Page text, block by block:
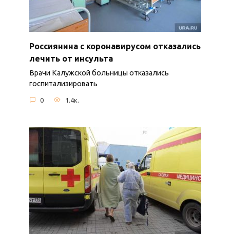
Россиянина с коронавирусом отказались
лечить от инсульта
Врачи Калужской больницы отказались
госпитализировать
0 1.4к.